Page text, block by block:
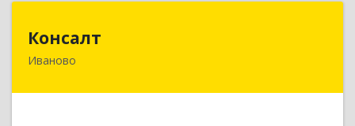
Консалт
Иваново
153000, Ивановская обл, Иваново г, Жарова ул,